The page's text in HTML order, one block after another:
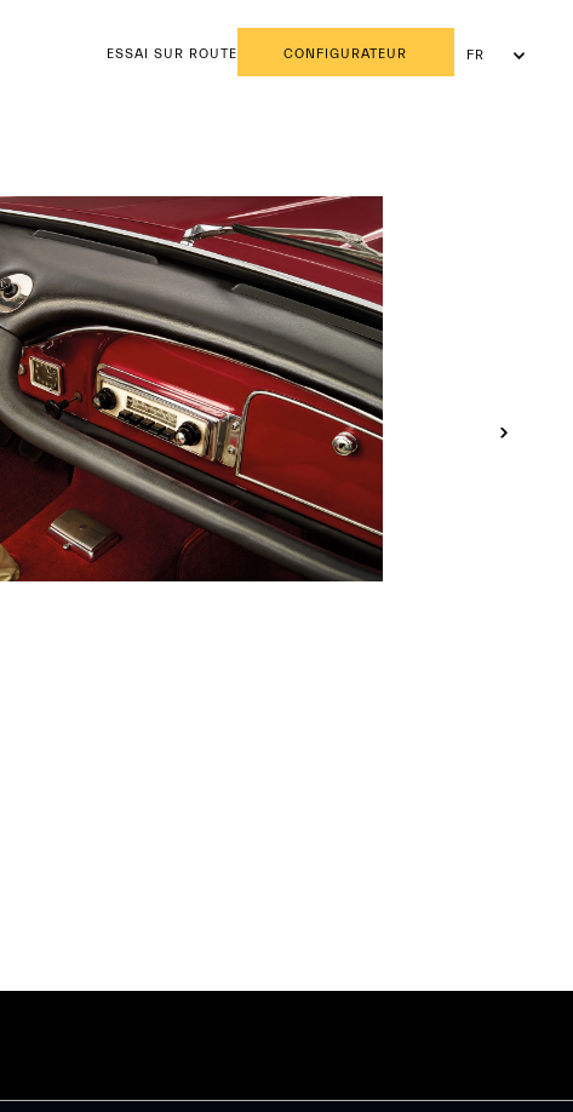
ESSAI SUR ROUTE CONFIGURATEUR
FR